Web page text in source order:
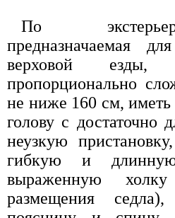
По
предназначаемая
верховой
пропорционально
не ниже 160 см,
голову с достаточно
неузкую
гибкую и
выраженную
размещения